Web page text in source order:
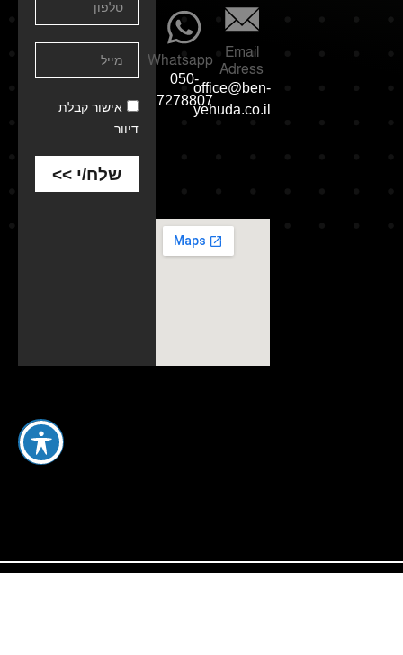
אישור קבלת
דיוור
שלח/י >>
Email
Adress
office@ben-
yehuda.co.il
Whatsapp
050-
7278807